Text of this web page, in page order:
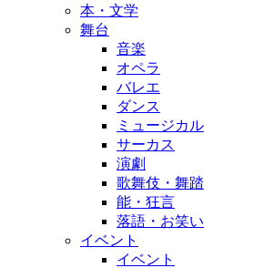
本・文学
舞台
音楽
オペラ
バレエ
ダンス
ミュージカル
サーカス
演劇
歌舞伎・舞踏
能・狂言
落語・お笑い
イベント
イベント